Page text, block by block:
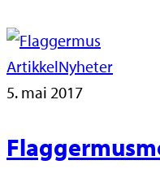
ArtikkelNyheter
5. mai 2017